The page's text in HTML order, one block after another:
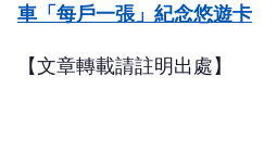
車「每戶一張」紀念悠遊卡
【文章轉載請註明出處】